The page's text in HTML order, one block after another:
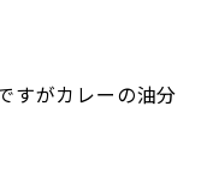
すがカレーの油分